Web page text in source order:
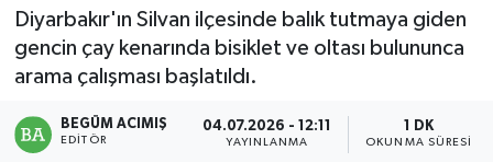
Diyarbakır'ın Silvan ilçesinde balık tutmaya giden
gencin çay kenarında bisiklet ve oltası bulununca
arama çalışması başlatıldı.
BEGÜM ACIMIŞ
EDITÖR
04.07.2026 - 12:11
YAYINLANMA
1 DK
OKUNMA SÜRESI
Kültür - Sanat